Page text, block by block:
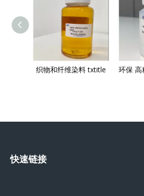
织物和纤维染料 txtitle
快速链接